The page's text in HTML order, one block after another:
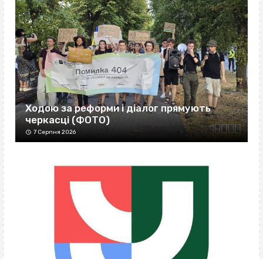
Ходою за реформи і діалог прямують
черкасці (ФОТО)
7 Серпня 2026